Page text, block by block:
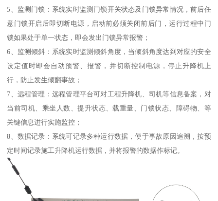
5、监测门锁：系统实时监测门锁开关状态及门锁异常情况，前后任
意门锁开启后即切断电源，启动前必须关闭前后门，运行过程中门
锁如果处于单一状态，即会发出门锁异常报警；
6、监测倾斜：系统实时监测倾斜角度，当倾斜角度达到对应的安全
设定值时即会自动预警、报警，并切断控制电源，停止升降机上
行，防止发生倾翻事故；
7、远程管理：远程管理平台可对工程升降机、司机等信息备案，对
当前司机、乘坐人数、提升状态、载重量、门锁状态、障碍物、等
关键信息进行实施监控；
8、数据记录：系统可记录多种运行数据，便于事故原因追溯，按预
定时间记录施工升降机运行数据，并将报警的数据作标记。